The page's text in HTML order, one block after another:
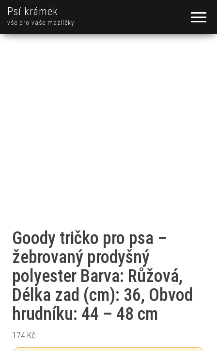
Psí krámek
vše pro vaše mazlíčky
Goody tričko pro psa –
žebrovaný prodyšný
polyester Barva: Růžová,
Délka zad (cm): 36, Obvod
hrudníku: 44 – 48 cm
174 Kč